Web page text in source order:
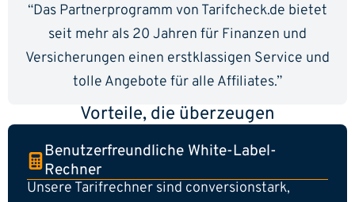
“Das Partnerprogramm von Tarifcheck.de bietet
seit mehr als 20 Jahren für Finanzen und
Versicherungen einen erstklassigen Service und
tolle Angebote für alle Affiliates.”
Vorteile, die überzeugen
Benutzerfreundliche White-Label-
Rechner
Unsere Tarifrechner sind conversionstark,